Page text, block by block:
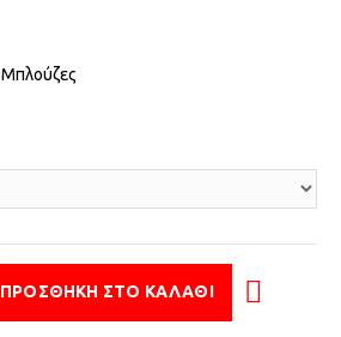
Μπλούζες
ΠΡΟΣΘΉΚΗ ΣΤΟ ΚΑΛΆΘΙ